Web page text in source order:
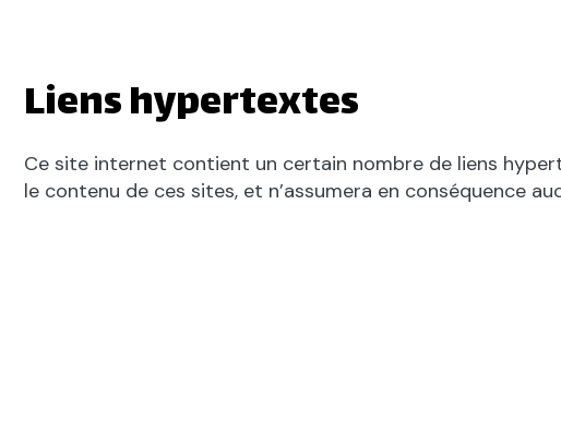
Liens hypertextes
Ce site internet contient un certain nombre de liens
le contenu de ces sites, et n’assumera en conséquence